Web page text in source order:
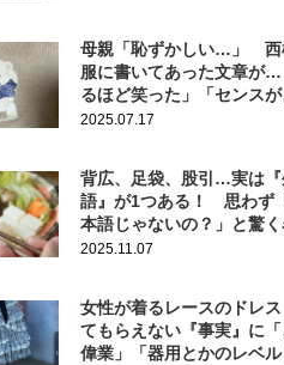
母親「恥ずかしい…」 西
服に書いてあった文章が…
るほど笑った」「センス
ぎ」
2025.07.17
背広、足袋、股引…実は
語』が1つある！ 思わず
本語じゃないの？」と驚
2025.11.07
女性が着るレースのドレ
てもらえない『事実』に
偉業」「器用とかのレベ